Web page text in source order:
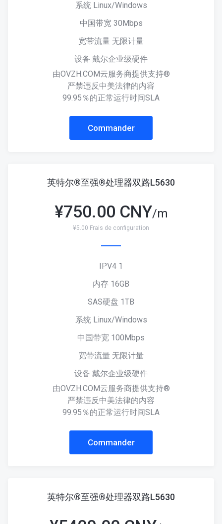
系统 Linux/Windows
中国带宽 30Mbps
宽带流量 无限计量
设备 戴尔企业级硬件
由OVZH.COM云服务商提供支持®
严禁违反中美法律的内容
99.95％的正常运行时间SLA
Commander
英特尔®至强®处理器双路L5630
¥750.00 CNY/m
¥5.00 Frais de configuration
IPV4 1
内存 16GB
SAS硬盘 1TB
系统 Linux/Windows
中国带宽 100Mbps
宽带流量 无限计量
设备 戴尔企业级硬件
由OVZH.COM云服务商提供支持®
严禁违反中美法律的内容
99.95％的正常运行时间SLA
Commander
英特尔®至强®处理器双路L5630